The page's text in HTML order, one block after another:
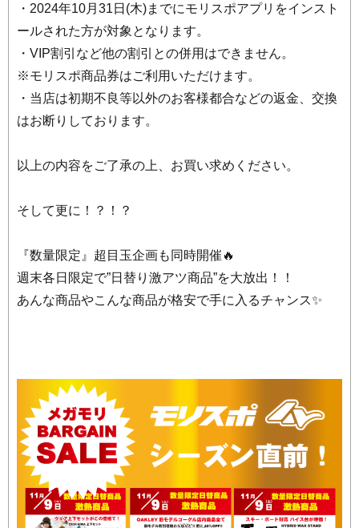
・2024年10月31日(木)までにモリスポアプリをインスト
ールされた方が対象となります。
・VIP割引など他の割引との併用はできません。
※モリスポ商品券はご利用いただけます。
・当店は初期不良等以外のお客様都合などの返金、交換
はお断りしております。
以上の内容をご了承の上、お買い求めください。
そして更に！？！？
『数量限定』超目玉企画も同時開催🔥
週末各日限定で”日替り激アツ商品”を大放出！！
あんな商品やこんな商品が格安で手に入るチャンス✨